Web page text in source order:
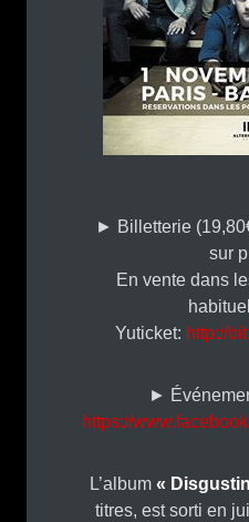
► Billetterie
sur
En vente dans
Yuticket: http://
►
https://
L’album «
titres, est sorti en